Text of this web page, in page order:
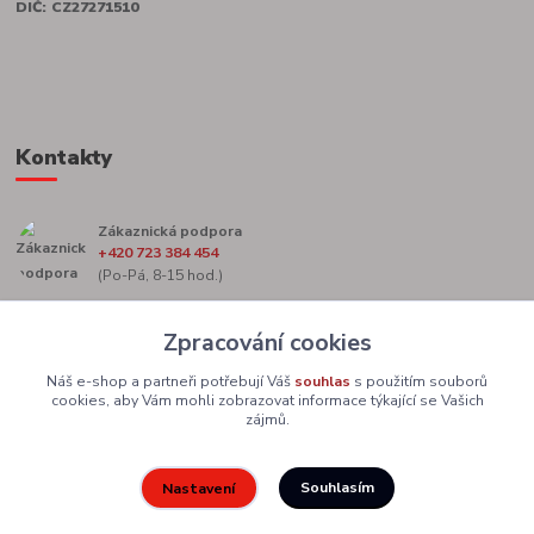
DIČ: CZ27271510
Kontakty
Zákaznická podpora
+420 723 384 454
(Po-Pá, 8-15 hod.)
Upravit sběr cookies.
Zpracování cookies
Náš e-shop a partneři potřebují Váš souhlas s použitím souborů
cookies, aby Vám mohli zobrazovat informace týkající se Vašich
zájmů.
Nastavení Souhlasím